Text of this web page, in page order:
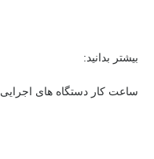
بیشتر بدانید:
ساعت کار دستگاه های اجرایی